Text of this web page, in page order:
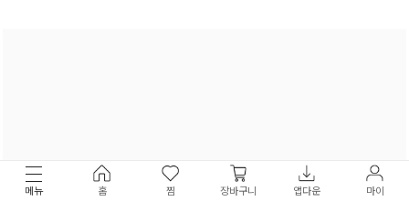
메뉴 홈 찜 장바구니 앱다운 마이